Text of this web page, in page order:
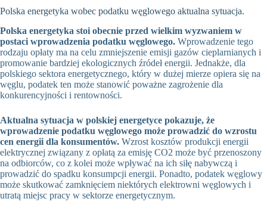
Polska energetyka wobec podatku węglowego aktualna sytuacja.
Polska energetyka stoi obecnie przed wielkim wyzwaniem w
postaci wprowadzenia podatku węglowego. Wprowadzenie tego
rodzaju opłaty ma na celu zmniejszenie emisji gazów cieplarnianych i
promowanie bardziej ekologicznych źródeł energii. Jednakże, dla
polskiego sektora energetycznego, który w dużej mierze opiera się na
węglu, podatek ten może stanowić poważne zagrożenie dla
konkurencyjności i rentowności.
Aktualna sytuacja w polskiej energetyce pokazuje, że
wprowadzenie podatku węglowego może prowadzić do wzrostu
cen energii dla konsumentów. Wzrost kosztów produkcji energii
elektrycznej związany z opłatą za emisję CO2 może być przenoszony
na odbiorców, co z kolei może wpływać na ich siłę nabywczą i
prowadzić do spadku konsumpcji energii. Ponadto, podatek węglowy
może skutkować zamknięciem niektórych elektrowni węglowych i
utratą miejsc pracy w sektorze energetycznym.